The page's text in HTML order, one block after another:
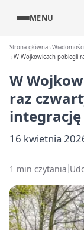
MENU
Strona główna Wiadomości
W Wojkowicach pobiegli
W
raz
integrację
16 kwietnia
1 min czytania